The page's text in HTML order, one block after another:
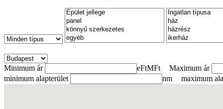
Minimum ár eFtMFt
Maximum ár
minimum alapterület
nm maximum